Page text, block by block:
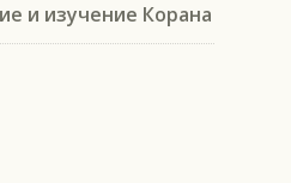
и изучение Корана